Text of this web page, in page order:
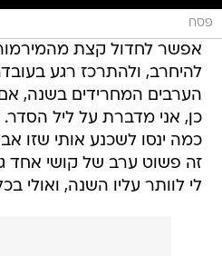
פסח
אפשר לחדול קצת
להיחרב, ולהתרכז רגע
הערבים המחרידים בשנה,
כן, אני מדברת על ליל הסדר.
כמה ינסו לשכנע אותי שזו
זה פשוט ערב של קושי
לי לוותר עליו השנה, ואולי